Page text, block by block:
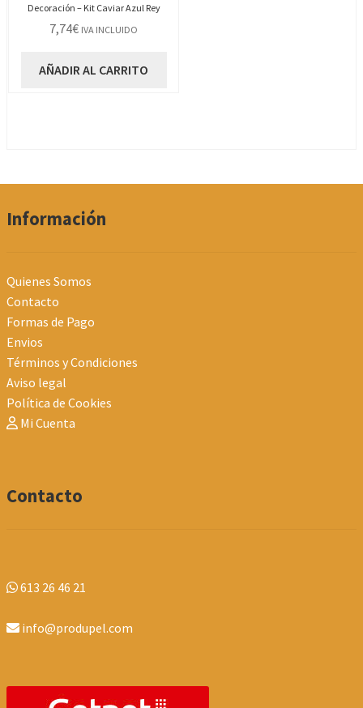
Decoración – Kit Caviar Azul Rey
7,74€ IVA INCLUIDO
AÑADIR AL CARRITO
Información
Quienes Somos
Contacto
Formas de Pago
Envios
Términos y Condiciones
Aviso legal
Política de Cookies
Mi Cuenta
Contacto
613 26 46 21
info@produpel.com